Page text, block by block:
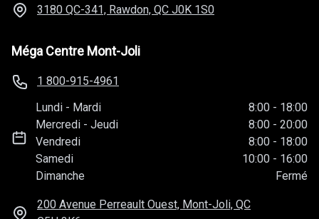
3180 QC-341, Rawdon, QC J0K 1S0
Méga Centre Mont-Joli
1 800-915-4961
Lundi - Mardi 8:00 - 18:00
Mercredi -Jeudi 8:00 - 20:00
Vendredi
8:00 - 18:00
Samedi
10:00 - 16:00
Dimanche
Fermé
200 Avenue Perreault Ouest, Mont-Joli, QC